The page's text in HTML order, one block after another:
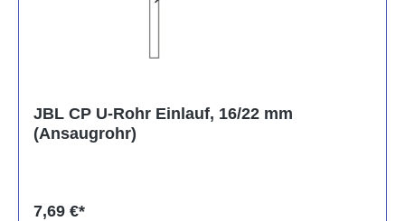
JBL CP U-Rohr Einlauf, 16/22 mm
(Ansaugrohr)
7,69 €*